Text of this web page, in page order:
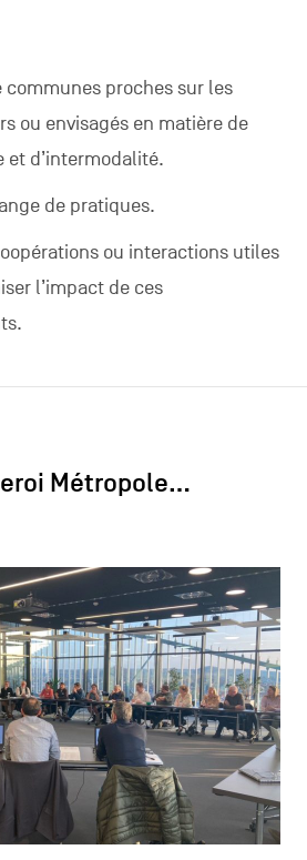
proches sur les
ou envisagés en matière de
et d’intermodalité.
de pratiques.
ou interactions utiles
l’impact de ces
Métropole…